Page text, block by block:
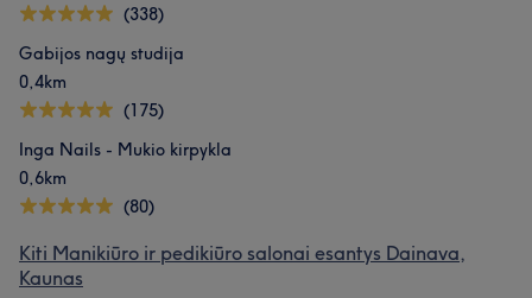
(338)
Gabijos nagų studija
0,4km
(175)
Inga Nails - Mukio kirpykla
0,6km
(80)
Kiti Manikiūro ir pedikiūro salonai esantys Dainava,
Kaunas